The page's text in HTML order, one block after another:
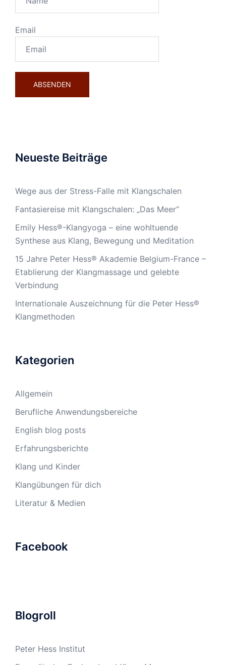
Email
Neueste Beiträge
Wege aus der Stress-Falle mit Klangschalen
Fantasiereise mit Klangschalen: „Das Meer“
Emily Hess®-Klangyoga – eine wohltuende
Synthese aus Klang, Bewegung und Meditation
15 Jahre Peter Hess® Akademie Belgium-France –
Etablierung der Klangmassage und gelebte
Verbindung
Internationale Auszeichnung für die Peter Hess®
Klangmethoden
Kategorien
Allgemein
Berufliche Anwendungsbereiche
English blog posts
Erfahrungsberichte
Klang und Kinder
Klangübungen für dich
Literatur & Medien
Facebook
Blogroll
Peter Hess Institut